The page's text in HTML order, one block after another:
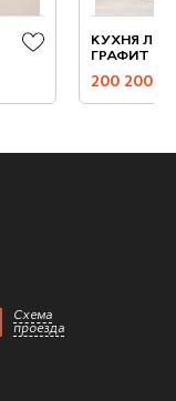
КУХНЯ
ГРАФИТ
200 200
Схема
проезда